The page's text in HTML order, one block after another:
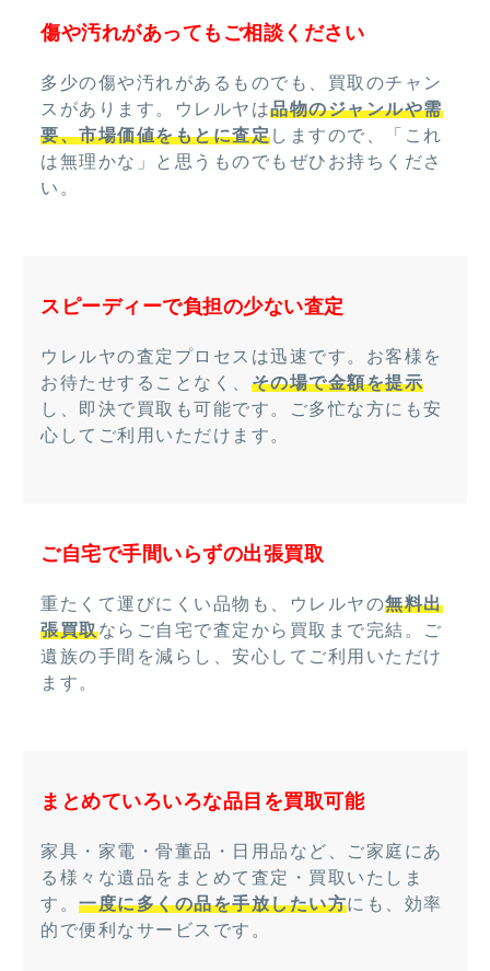
傷や汚れがあってもご相談ください
多少の傷や汚れがあるものでも、買取のチャン
スがあります。ウレルヤは品物のジャンルや需
要、市場価値をもとに査定しますので、「これ
は無理かな」と思うものでもぜひお持ちくださ
い。
スピーディーで負担の少ない査定
ウレルヤの査定プロセスは迅速です。お客様を
お待たせすることなく、 その場で金額を提示
し、即決で買取も可能です。ご多忙な方にも安
心してご利用いただけます。
ご自宅で手間いらずの出張買取
重たくて運びにくい品物も、ウレルヤの無料出
張買取ならご自宅で査定から買取まで完結。ご
遺族の手間を減らし、安心してご利用いただけ
ます。
まとめていろいろな品目を買取可能
家具・家電・骨董品・日用品など、ご家庭にあ
る様々な遺品をまとめて査定・買取いたしま
す。 一度に多くの品を手放したい方にも、効率
的で便利なサービスです。